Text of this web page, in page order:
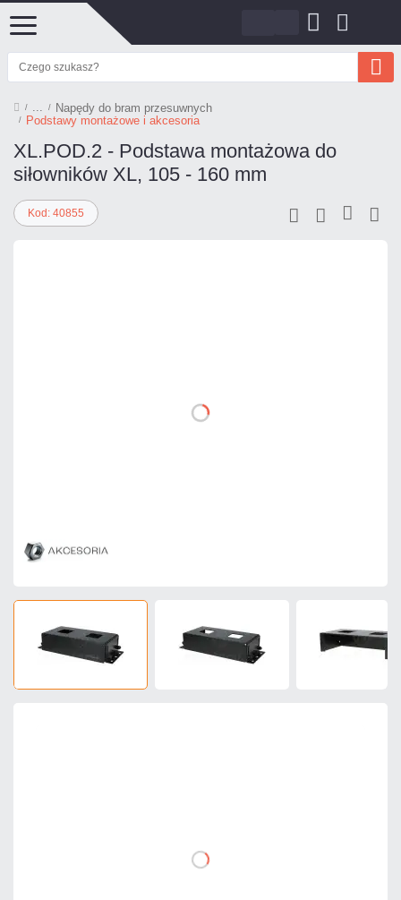
Napędy do bram przesuwnych
Podstawy montażowe i akcesoria
XL.POD.2 - Podstawa montażowa do
siłowników XL, 105 - 160 mm
Kod: 40855